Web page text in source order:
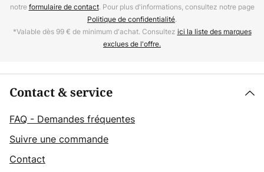
notreformulaire de contact. Pour plus d'informations, consultez notre page
Politique de confidentialité.
*Valable dès 99 € de minimum d'achat. Consultez ici la liste des marques
exclues de l'offre.
Contact & service
FAQ - Demandes fréquentes
Suivre une commande
Contact